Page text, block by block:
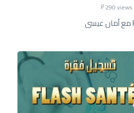
290 views